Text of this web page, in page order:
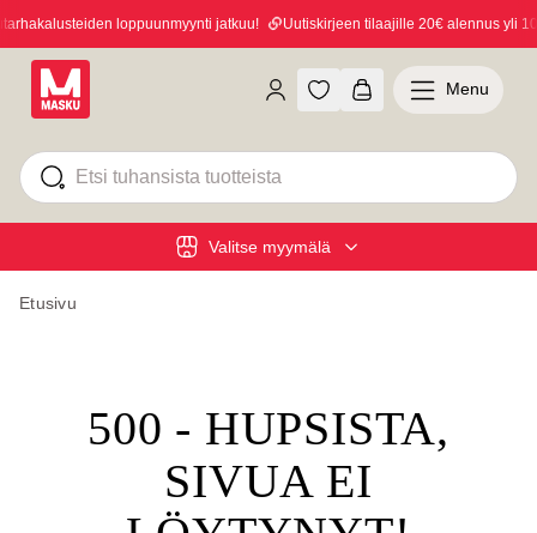
loppuunmyynti jatkuu! Uutiskirjeen tilaajille 20€ alennus yli
Valitse myymälä
Menu
Etusivu
500 - HUPSISTA,
SIVUA EI